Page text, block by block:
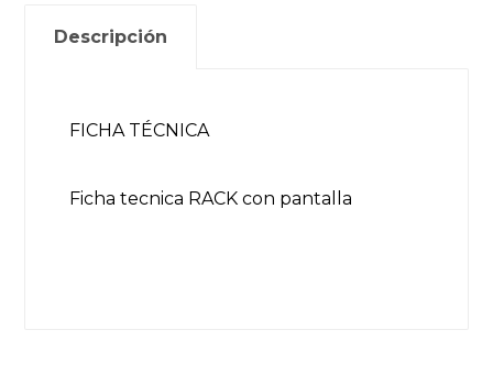
Descripción
FICHA TÉCNICA
Ficha tecnica RACK con pantalla